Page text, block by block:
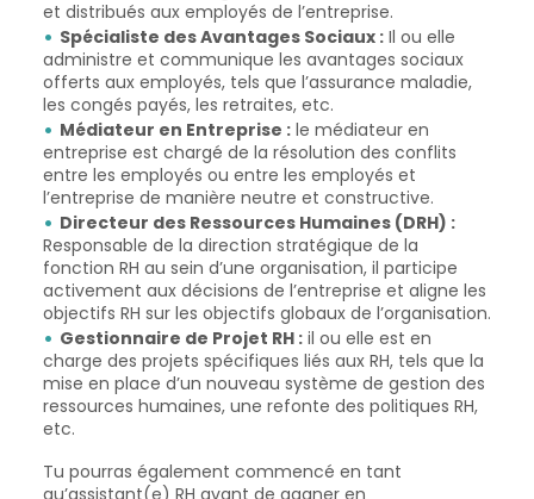
et distribués aux employés de l’entreprise.
Spécialiste des Avantages Sociaux : Il ou elle
administre et communique les avantages sociaux
offerts aux employés, tels que l’assurance maladie,
les congés payés, les retraites, etc.
Médiateur en Entreprise : le médiateur en
entreprise est chargé de la résolution des conflits
entre les employés ou entre les employés et
l’entreprise de manière neutre et constructive.
Directeur des Ressources Humaines (DRH) :
Responsable de la direction stratégique de la
fonction RH au sein d’une organisation, il participe
activement aux décisions de l’entreprise et aligne les
objectifs RH sur les objectifs globaux de l’organisation.
Gestionnaire de Projet RH : il ou elle est en
charge des projets spécifiques liés aux RH, tels que la
mise en place d’un nouveau système de gestion des
ressources humaines, une refonte des politiques RH,
etc.
Tu pourras également commencé en tant
qu’assistant(e) RH avant de gagner en